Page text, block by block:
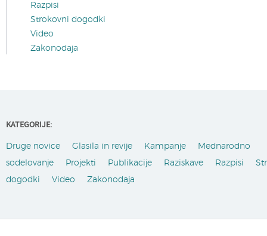
Razpisi
Strokovni dogodki
Video
Zakonodaja
KATEGORIJE:
Druge novice Glasila in revije Kampanje
Mednarodno
sodelovanje
Projekti Publikacije Raziskave Razpisi
dogodki
Video Zakonodaja